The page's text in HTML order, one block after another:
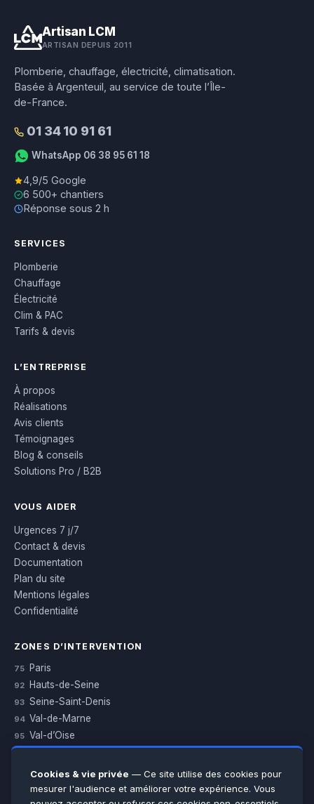
Artisan LCM
ARTISAN DEPUIS 2011
Plomberie, chauffage, électricité, climatisation.
Basée à Argenteuil, au service de toute l’Île-
de-France.
01 34 10 91 61
WhatsApp 06 38 95 61 18
4,9/5 Google
6 500+ chantiers
Réponse sous 2 h
SERVICES
Plomberie
Chauffage
Électricité
Clim & PAC
Tarifs & devis
L’ENTREPRISE
À propos
Réalisations
Avis clients
Témoignages
Blog & conseils
Solutions Pro / B2B
VOUS AIDER
Urgences 7 j/7
Contact & devis
Documentation
Plan du site
Mentions légales
Confidentialité
ZONES D’INTERVENTION
75 Paris
92 Hauts-de-Seine
93 Seine-Saint-Denis
94 Val-de-Marne
95 Val-d’Oise
Essonne
Seine-et-Marne
Cookies & vie privée — Ce site utilise des cookies pour
mesurer l'audience et améliorer votre expérience. Vous